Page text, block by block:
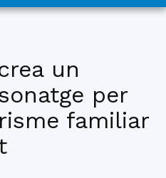
Comarcal
del
un
per
familiar